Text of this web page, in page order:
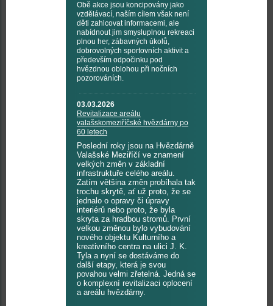
Obě akce jsou koncipovány jako
vzdělávací, naším cílem však není
děti zahlcovat informacemi, ale
nabídnout jim smysluplnou rekreaci
plnou her, zábavných úkolů,
dobrovolných sportovních aktivit a
především odpočinku pod
hvězdnou oblohou při nočních
pozorováních.
03.03.2026
Revitalizace areálu
valašskomeziříčské hvězdárny po
60 letech
Poslední roky jsou na Hvězdárně
Valašské Meziříčí ve znamení
velkých změn v základní
infrastruktuře celého areálu.
Zatím většina změn probíhala tak
trochu skrytě, ať už proto, že se
jednalo o opravy či úpravy
interiérů nebo proto, že byla
skryta za hradbou stromů. První
velkou změnou bylo vybudování
nového objektu Kulturního a
kreativního centra na ulici J. K.
Tyla a nyní se dostáváme do
další etapy, která je svou
povahou velmi zřetelná. Jedná se
o komplexní revitalizaci oplocení
a areálu hvězdárny.